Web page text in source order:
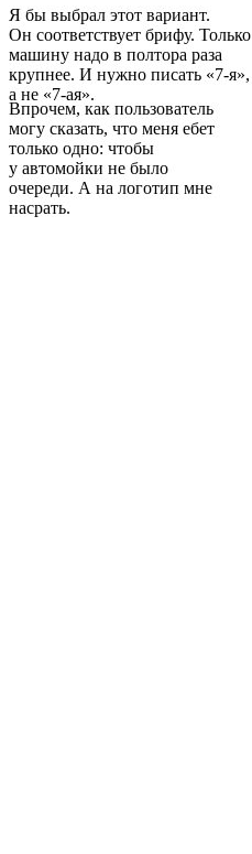
Я бы выбрал этот вариант.
Он соответствует брифу. Только
машину надо в полтора раза
крупнее. И нужно писать «7-я»,
а не «7-ая».
Впрочем, как пользователь
могу сказать, что меня ебет
только одно: чтобы
у автомойки не было
очереди. А на логотип мне
насрать.